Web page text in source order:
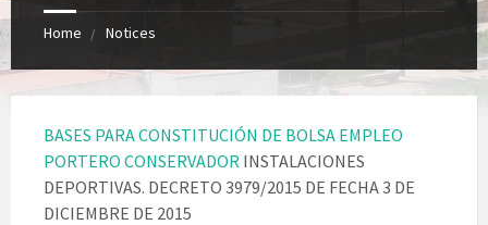
Home Notices
BASES PARA CONSTITUCIÓN DE BOLSA EMPLEO
PORTERO CONSERVADOR INSTALACIONES
DEPORTIVAS. DECRETO 3979/2015 DE FECHA 3 DE
DICIEMBRE DE 2015